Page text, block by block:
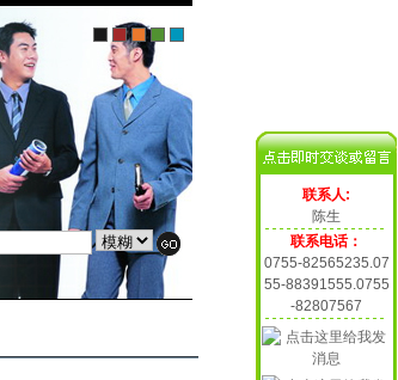
联系人:
陈生
联系电话：
0755-82565235.07
55-88391555.0755
-82807567